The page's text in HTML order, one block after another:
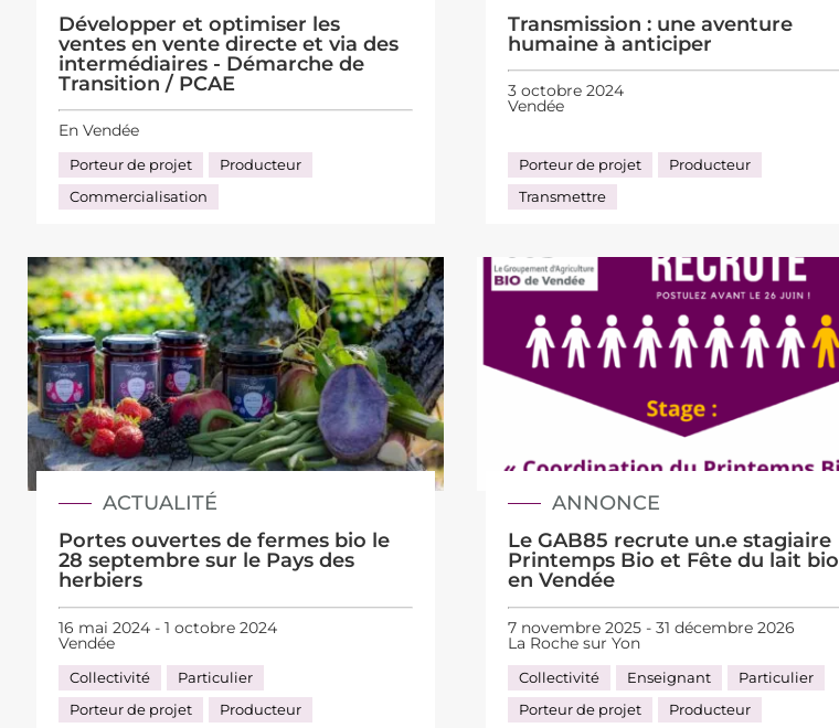
Développer et optimiser les
ventes en vente directe et via des
intermédiaires - Démarche de
Transition / PCAE
En Vendée
Porteur de projet
Producteur
Commercialisation
Transmission : une aventure
humaine à anticiper
3 octobre 2024
Vendée
Porteur de projet
Producteur
Transmettre
ACTUALITÉ
Portes ouvertes de fermes bio le
28 septembre sur le Pays des
herbiers
16 mai 2024 - 1 octobre 2024
Vendée
Collectivité
Particulier
Porteur de projet
Producteur
ANNONCE
Le GAB85 recrute un.e stagiaire
Printemps Bio et Fête du lait bio
en Vendée
7 novembre 2025 - 31 décembre 2026
La Roche sur Yon
Collectivité Enseignant
Particulier
Porteur de projet
Producteur